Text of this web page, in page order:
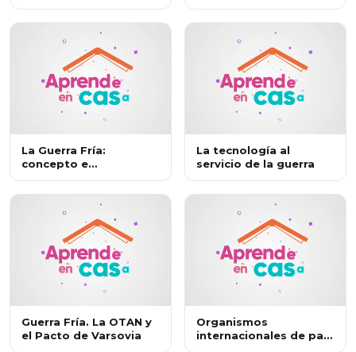
La Guerra Fría:
concepto e
La tecnología al
servicio de la guerra
Guerra Fría. La OTAN y
el Pacto de Varsovia
Organismos
internacionales de paz